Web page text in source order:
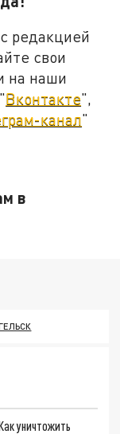
редакцией
свои
на наши
Вконтакте",
канал"
в
уничтожить